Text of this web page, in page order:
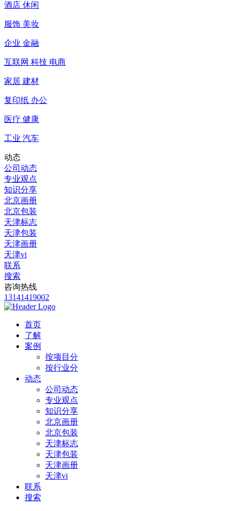
酒店 休闲
服饰 美妆
企业 金融
互联网 科技 电商
家居 建材
复印纸 办公
医疗 健康
工业 汽车
动态
公司动态
专业观点
知识分享
北京画册
北京包装
天津标志
天津包装
天津画册
天津vi
联系
搜索
咨询热线
13141419002
首页
了解
案例
按项目分
按行业分
动态
公司动态
专业观点
知识分享
北京画册
北京包装
天津标志
天津包装
天津画册
天津vi
联系
搜索